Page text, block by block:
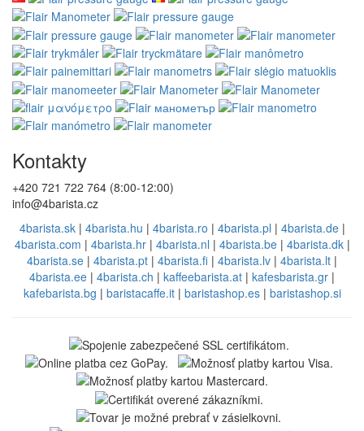
Kontakty
+420 721 722 764 (8:00-12:00)
info@4barista.cz
4barista.sk| 4barista.hu | 4barista.ro | 4barista.pl | 4barista.de|
4barista.com | 4barista.hr| 4barista.nl | 4barista.be| 4barista.dk|
4barista.se | 4barista.pt | 4barista.fi | 4barista.lv | 4barista.lt |
4barista.ee | 4barista.ch | kaffeebarista.at | kafesbarista.gr |
kafebarista.bg | baristacaffe.it| baristashop.es| baristashop.si